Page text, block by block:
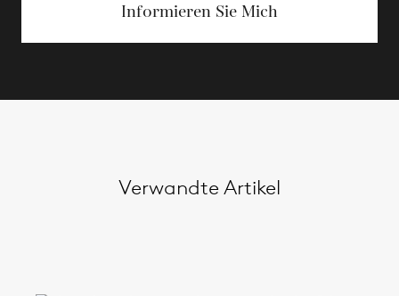
Informieren Sie Mich
Verwandte Artikel